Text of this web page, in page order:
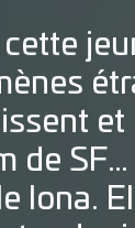
de
Iona.